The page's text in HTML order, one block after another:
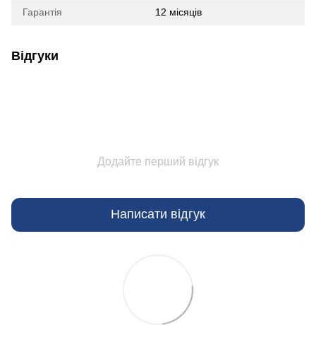
Гарантія 12 місяців
Відгуки
Додайте перший відгук
Написати відгук